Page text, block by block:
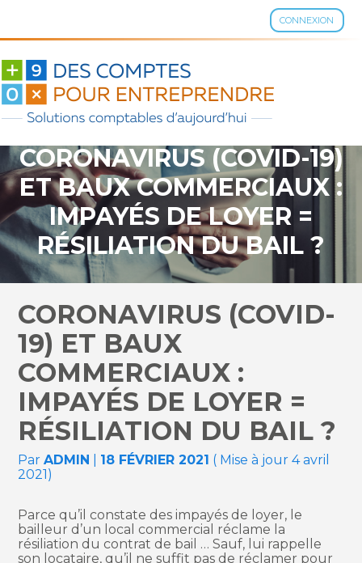
CONNEXION
Aller
contenu
CORONAVIRUS (COVID-19)
ET BAUX COMMERCIAUX :
IMPAYÉS DE LOYER =
RÉSILIATION DU BAIL ?
CORONAVIRUS (COVID-
19) ET BAUX
COMMERCIAUX :
IMPAYÉS DE LOYER =
RÉSILIATION DU BAIL ?
ParADMIN 18 FÉVRIER 2021 ( Mise à jour 4 avril
2021)
Parce qu’il constate des impayés de loyer, le
bailleur d’un local commercial réclame la
résiliation du contrat de bail … Sauf, lui rappelle
son locataire, qu’il ne suffit pas de réclamer pour